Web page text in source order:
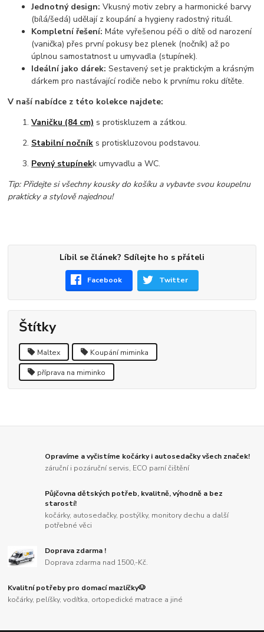
Jednotný design: Vkusný motiv zebry a harmonické barvy
(bílá/šedá) udělají z koupání a hygieny radostný rituál.
Kompletní řešení: Máte vyřešenou péči o dítě od narození
(vanička) přes první pokusy bez plenek (nočník) až po
úplnou samostatnost u umyvadla (stupínek).
Ideální jako dárek: Sestavený set je praktickým a krásným
dárkem pro nastávající rodiče nebo k prvnímu roku dítěte.
V naší nabídce z této kolekce najdete:
Vaničku (84 cm) s protiskluzem a zátkou.
Stabilní nočník s protiskluzovou podstavou.
Pevný stupínekk umyvadlu a WC.
Tip: Přidejte si všechny kousky do košíku a vybavte svou koupelnu
prakticky a stylově najednou!
Líbil se článek? Sdílejte ho s přáteli
Facebook Twitter
Štítky
Maltex Koupání miminka
příprava na miminko
Opravíme a vyčistíme kočárky i autosedačky všech značek!
záruční i pozáruční servis, ECO parní čištění
Půjčovna dětských potřeb, kvalitně, výhodně a bez
starostí!
kočárky, autosedačky, postýlky, monitory dechu a další
potřebné věci
Doprava zdarma !
Doprava zdarma nad 1500,-Kč.
Kvalitní potřeby pro domací mazlíčky🐶
kočárky, pelíšky, vodítka, ortopedické matrace a jiné